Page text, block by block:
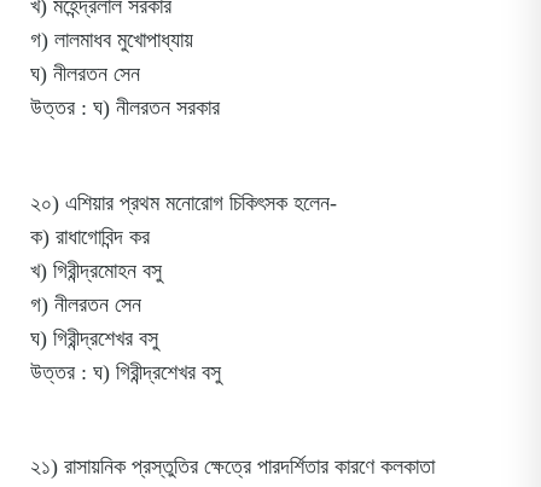
খ) মহেন্দ্রলাল সরকার
গ) লালমাধব মুখোপাধ্যায়
ঘ) নীলরতন সেন
উত্তর : ঘ) নীলরতন সরকার
২০) এশিয়ার প্রথম মনোরোগ চিকিৎসক হলেন-
ক) রাধাগোবিন্দ কর
খ) গিরীন্দ্রমোহন বসু
গ) নীলরতন সেন
ঘ) গিরীন্দ্রশেখর বসু
উত্তর : ঘ) গিরীন্দ্রশেখর বসু
২১) রাসায়নিক প্রস্তুতির ক্ষেত্রে পারদর্শিতার কারণে কলকাতা